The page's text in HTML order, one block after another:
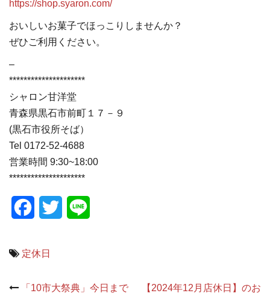
https://shop.syaron.com/
おいしいお菓子でほっこりしませんか？
ぜひご利用ください。
–
*********************
シャロン甘洋堂
青森県黒石市前町１７－９
(黒石市役所そば）
Tel 0172-52-4688
営業時間 9:30~18:00
*********************
FacebookTwitter
定休日
Post「10市大祭典」今日まで
【2024年12月店休日】のお